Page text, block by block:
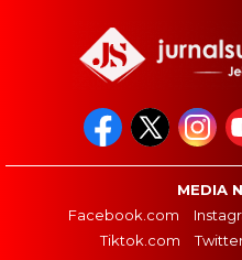
MEDIA
Facebook.com
Tiktok.com